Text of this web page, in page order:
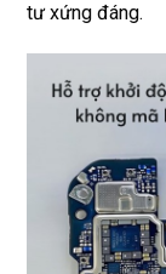
tư xứng đáng.